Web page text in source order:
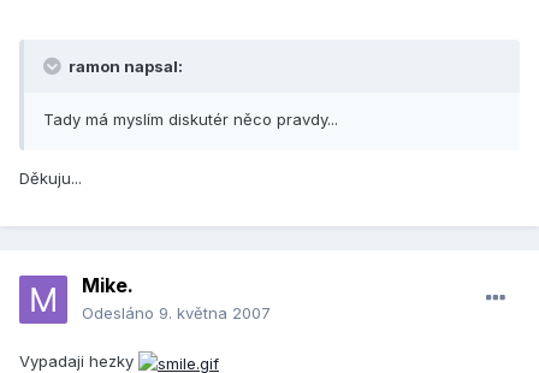
ramon napsal:
Tady má myslím diskutér něco pravdy...
Děkuju...
Mike.
Odesláno 9. května 2007
Vypadaji hezky